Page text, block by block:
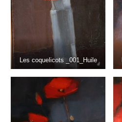
Les coquelicots _001_Huile